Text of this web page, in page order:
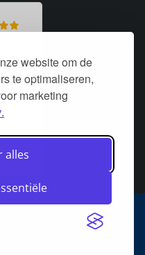
website om de
te optimaliseren,
marketing
alles
Over DeurStijl Projecten